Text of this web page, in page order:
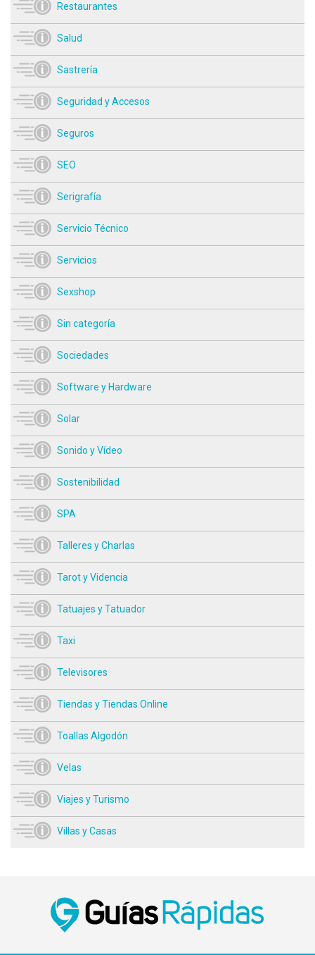
Restaurantes
Salud
Sastrería
Seguridad y Accesos
Seguros
SEO
Serigrafía
Servicio Técnico
Servicios
Sexshop
Sin categoría
Sociedades
Software y Hardware
Solar
Sonido y Vídeo
Sostenibilidad
SPA
Talleres y Charlas
Tarot y Videncia
Tatuajes y Tatuador
Taxi
Televisores
Tiendas y Tiendas Online
Toallas Algodón
Velas
Viajes y Turismo
Villas y Casas